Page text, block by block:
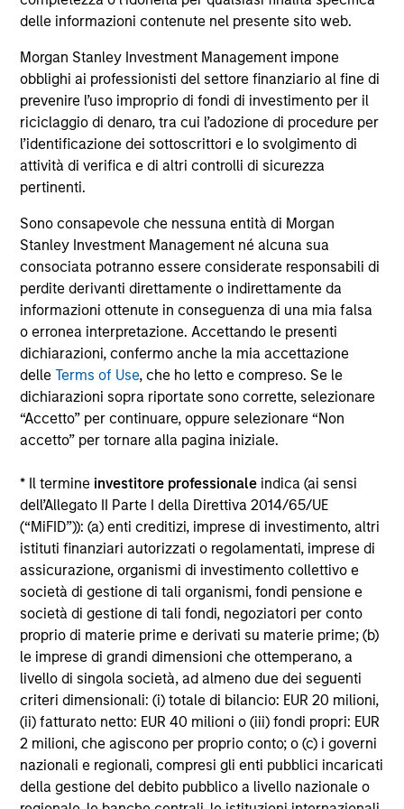
delle informazioni contenute nel presente sito web.
Morgan Stanley Investment Management impone
obblighi ai professionisti del settore finanziario al fine di
prevenire l’uso improprio di fondi di investimento per il
riciclaggio di denaro, tra cui l’adozione di procedure per
l’identificazione dei sottoscrittori e lo svolgimento di
attività di verifica e di altri controlli di sicurezza
pertinenti.
Sono consapevole che nessuna entità di Morgan
Stanley Investment Management né alcuna sua
consociata potranno essere considerate responsabili di
perdite derivanti direttamente o indirettamente da
informazioni ottenute in conseguenza di una mia falsa
o erronea interpretazione. Accettando le presenti
dichiarazioni, confermo anche la mia accettazione
delleTerms of Use, che ho letto e compreso. Se le
dichiarazioni sopra riportate sono corrette, selezionare
“Accetto” per continuare, oppure selezionare “Non
accetto” per tornare alla pagina iniziale.
* Il termine investitore professionale indica (ai sensi
dell’Allegato II Parte I della Direttiva 2014/65/UE
(“MiFID”)): (a) enti creditizi, imprese di investimento, altri
istituti finanziari autorizzati o regolamentati, imprese di
assicurazione, organismi di investimento collettivo e
società di gestione di tali organismi, fondi pensione e
società di gestione di tali fondi, negoziatori per conto
proprio di materie prime e derivati su materie prime; (b)
le imprese di grandi dimensioni che ottemperano, a
livello di singola società, ad almeno due dei seguenti
criteri dimensionali: (i) totale di bilancio: EUR 20 milioni,
(ii) fatturato netto: EUR 40 milioni o (iii) fondi propri: EUR
2 milioni, che agiscono per proprio conto; o (c) i governi
nazionali e regionali, compresi gli enti pubblici incaricati
della gestione del debito pubblico a livello nazionale o
all’emissione e al rimborso delle azioni. La fonte di tutti i
Investment Management Limited (“MSIM Ltd”).
Il valore degli investimenti e i proventi da essi derivanti
possono aumentare come diminuire e un investitore può
non
recuperare l'importo investito.
I dati di performance per i comparti con track record
inferiore a un anno non sono illustrati. Le performance sono
calcolate al netto delle commissioni. I dati di performance
da inizio anno non sono annualizzati. Le performance di
altre classi di azioni, se disponibili, potrebbero essere
diverse. Prima di investire si consiglia di valutare
attentamente gli obiettivi d’investimento, i rischi, le
commissioni e le spese del comparto.
Il ricorso alla leva aumenta i rischi: una variazione
relativamente contenuta nel valore di un investimento può
determinare una variazione molto più elevata, sia in senso
positivo che negativo, nel valore di quell’investimento e, di
conseguenza, nel valore del Comparto.
Alcuni documenti disponibili in questo sito possono
riguardare più comparti della gamma Morgan Stanley
sono disponibili in tutte le giurisdizioni e che i comparti non
sono disponibili per le persone residenti nelle giurisdizioni
in cui tale distribuzione o disponibilità sia contraria alle
leggi o ai regolamenti locali.
Più alta è la categoria (1-7), maggiore è il potenziale di
rendimento, ma anche il rischio di perdere l’investimento.
La categoria 1 non indica un investimento privo di rischio. Si
rimanda al Documento contenente informazioni chiave per
gli investitori (KIID), nella sezione Risorse, per il rating di
rischio specifico per le classi di azioni e le avvertenze.
Il Morningstar Rating™, o “star rating” viene calcolato per i
prodotti gestiti (inclusi fondi comuni, sottoconti di rendite
variabili e polizze vita variabili, exchange-traded fund, fondi
chiusi e conti separati) con uno storico minimo di tre anni.
Gli exchange-traded fund e i fondi comuni aperti sono
considerati come un’unica categoria a fini comparativi. Il
rating viene calcolato sulla base di una misura del